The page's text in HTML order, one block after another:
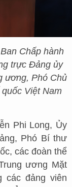
Chấp hành
trực Đảng ủy
ương, Phó Chủ
Việt Nam
Phi Long, Ủy
Phó Bí thư
các đoàn thể
ương Mặt
các đảng viên